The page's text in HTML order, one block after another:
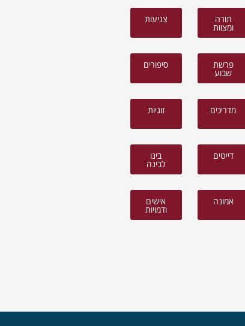
תורה
ומצוות
צניעות
פרשת
שבוע
סיפורים
מדריכים זוגיות
דייטים בינו
לבינה
אמונה אישים
ודמויות